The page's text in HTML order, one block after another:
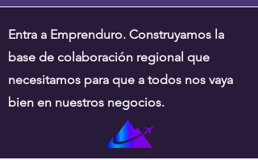
Entra a Emprenduro. Construyamos la
base de colaboración regional que
necesitamos para que a todos nos vaya
bien en nuestros negocios.